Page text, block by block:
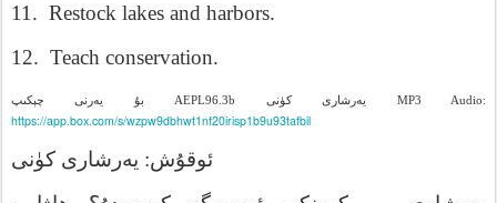
11. Restock lakes and harbors.
12. Teach conservation.
بۇ يەرنى چېكىپ AEPL96.3b يەرشارى كۈنى MP3 Audio:
https://app.box.com/s/wzpw9dbhwt1nf20irisp1b9u93tafbil
ئوقۇش: يەرشارى كۈنى